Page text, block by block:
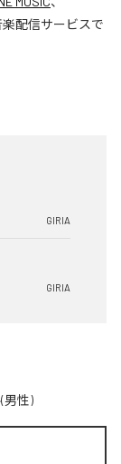
配信サービスで
GIRIA
GIRIA
男性)